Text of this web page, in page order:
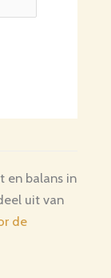
en balans in
uit van
de